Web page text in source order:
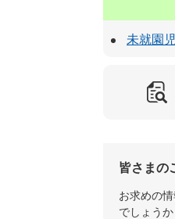
未就園
皆さまの
お求めの
でしょうか